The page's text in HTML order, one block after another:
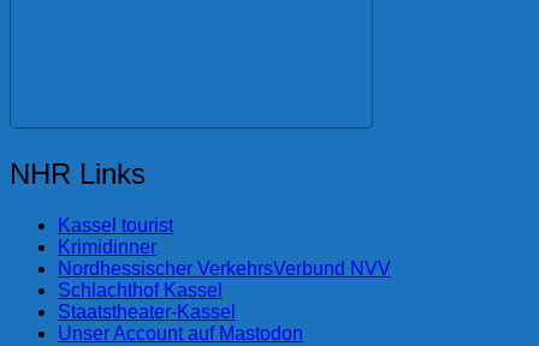
NHR Links
Kassel tourist
Krimidinner
Nordhessischer VerkehrsVerbund NVV
Schlachthof Kassel
Staatstheater-Kassel
Unser Account auf Mastodon